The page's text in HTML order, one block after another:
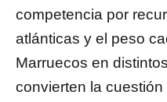
competencia por
atlánticas y el peso
Marruecos en
convierten la